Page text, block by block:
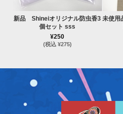
新品 Shineiオリジナル防虫香3
個セット sss
¥250
(税込 ¥275)
未使